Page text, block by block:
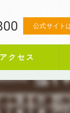
公式サイト
クセス